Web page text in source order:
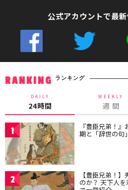
公式アカウントで最新
RANKING ランキング
DAILY
24時間
WEEKLY
週 間
1 『豊臣兄弟！
期と「辞世の句
2 【豊臣兄弟！
のか？ 天下人